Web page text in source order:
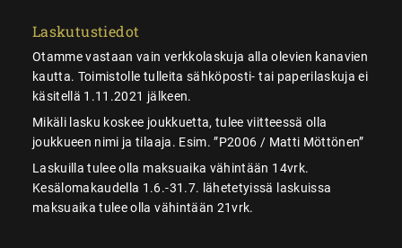
Laskutustiedot
Otamme vastaan vain verkkolaskuja alla olevien kanavien
kautta. Toimistolle tulleita sähköposti- tai paperilaskuja ei
käsitellä 1.11.2021 jälkeen.
Mikäli lasku koskee joukkuetta, tulee viitteessä olla
joukkueen nimi ja tilaaja. Esim. ”P2006 / Matti Möttönen”
Laskuilla tulee olla maksuaika vähintään 14vrk.
Kesälomakaudella 1.6.-31.7. lähetetyissä laskuissa
maksuaika tulee olla vähintään 21vrk.